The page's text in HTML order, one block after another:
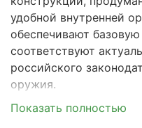
удобной внутренней
обеспечивают
соответствуют
российского
оружия.
Прочная стальная
Показать полностью